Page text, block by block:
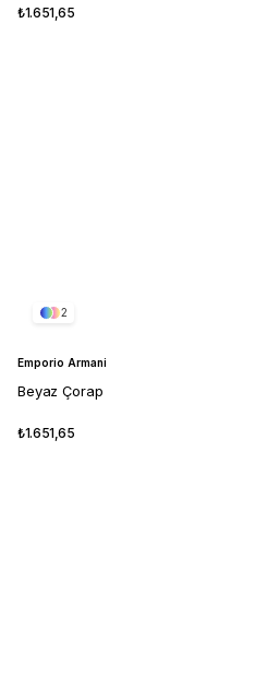
₺1.651,65
2
Emporio Armani
Beyaz Çorap
₺1.651,65